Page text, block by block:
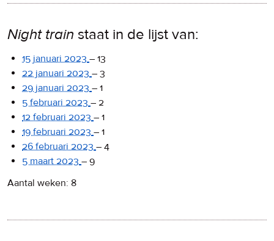
Night train staat in de lijst van:
15 januari 2023 – 13
22 januari 2023 – 3
29 januari 2023 – 1
5 februari 2023 – 2
12 februari 2023 – 1
19 februari 2023 – 1
26 februari 2023 – 4
5 maart 2023 – 9
Aantal weken: 8